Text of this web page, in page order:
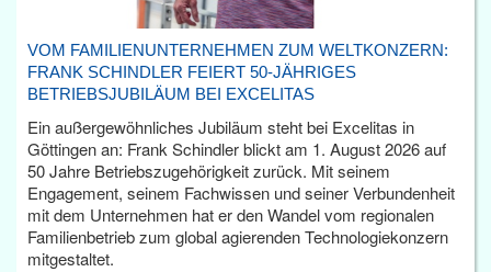
VOM FAMILIENUNTERNEHMEN ZUM WELTKONZERN:
FRANK SCHINDLER FEIERT 50-JÄHRIGES
BETRIEBSJUBILÄUM BEI EXCELITAS
Ein außergewöhnliches Jubiläum steht bei Excelitas in
Göttingen an: Frank Schindler blickt am 1. August 2026 auf
50 Jahre Betriebszugehörigkeit zurück. Mit seinem
Engagement, seinem Fachwissen und seiner Verbundenheit
mit dem Unternehmen hat er den Wandel vom regionalen
Familienbetrieb zum global agierenden Technologiekonzern
mitgestaltet.